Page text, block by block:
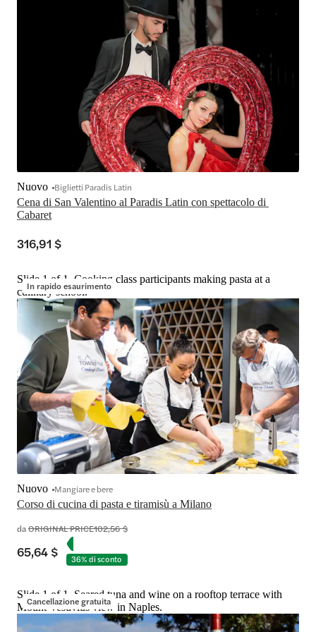
Cena di San Valentino al Paradis Latin con spettacolo di
Cabaret
Nuovo Biglietti Paradis Latin
316,91 $
In rapido esaurimento
Slide 1 of 1, Cooking class participants making pasta at a
culinary school.
Corso di cucina di pasta e tiramisù a Milano
Nuovo Mangiare e bere
daORIGINAL PRICE102,56 $
65,64 $ 36% di sconto
Cancellazione gratuita
Slide 1 of 1, Seared tuna and wine on a rooftop terrace with
Mount Vesuvius view in Naples.